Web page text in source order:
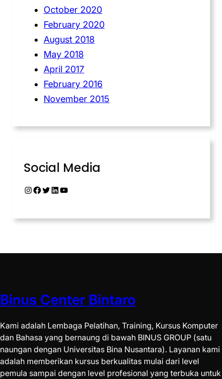
October 2020
February 2020
August 2018
May 2018
April 2017
February 2016
November 2015
Social Media
Binus Center Bintaro
Kami adalah Lembaga Pelatihan, Training, Kursus Komputer
dan Bahasa yang bernaung di bawah BINUS GROUP (satu
naungan dengan Universitas Bina Nusantara). Layanan kami
adalah memberikan kursus berkualitas mulai dari level
pemula sampai dengan level profesional yang terbuka untuk